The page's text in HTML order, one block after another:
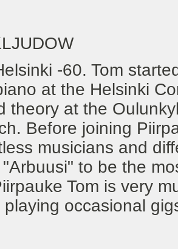
-60. Tom
at the Helsinki
theory at the
Before joining
musicians and
to be the
Tom is very
playing occasional